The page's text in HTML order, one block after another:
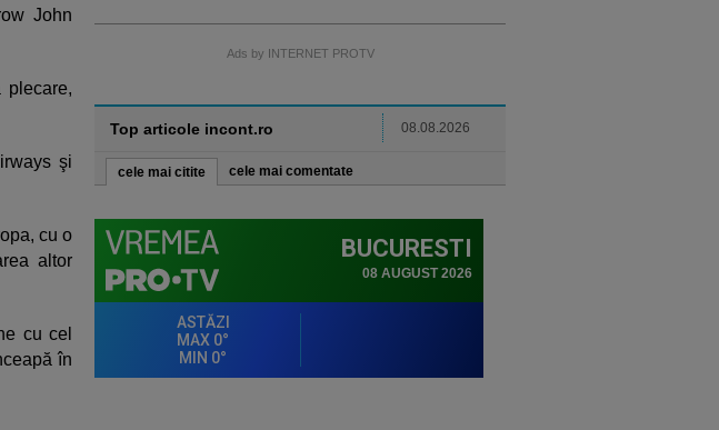
John
plecare,
şi
cu o
altor
cu cel
în
Ads by INTERNET PROTV
Top articole incont.ro 08.08.2026
cele mai citite cele mai comentate